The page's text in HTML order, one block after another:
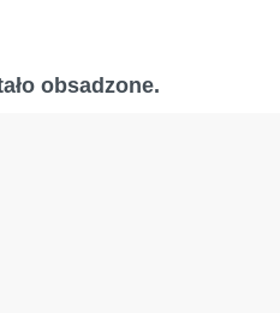
obsadzone.